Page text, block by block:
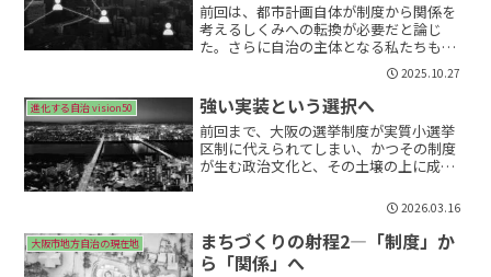
前回は、都市計画自体が制度から関係を
考えるしくみへの転換が必要だと論じ
た。さらに自治の主体となる私たちも意
識の変容が求められていることについて
論じる。所有から関係へ──都市の自治
意識の転換点大阪市のような大都市で
は、戦後の持ち家政策をベース...
2025.10.27
進化する自治 vision50 強い実装という選択へ
前回まで、大阪の選挙制度が実質小選挙
区制に代えられてしまい、かつその制度
が生む政治文化と、その土壌の上に成立
大阪では長く「強い政治」が支持されて
きた。その強さとは、既存制度を壊し、
新しい構造を作り直す力で...
2026.03.16
大阪市地方自治の現在地
まちづくりの射程2―「制度」か
ら「関係」へ